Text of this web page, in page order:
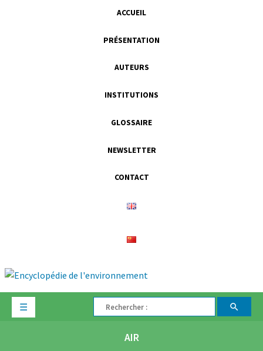
ACCUEIL
PRÉSENTATION
AUTEURS
INSTITUTIONS
GLOSSAIRE
NEWSLETTER
CONTACT
☰
AIR